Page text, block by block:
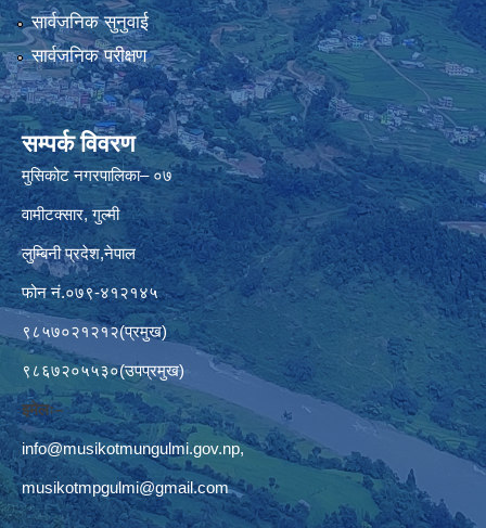
सार्वजनिक सुनुवाई
सार्वजनिक परीक्षण
सम्पर्क विवरण
मुसिकोट नगरपालिका– ०७
वामीटक्सार, गुल्मी
लुम्बिनी प्रदेश,नेपाल
फोन नं.०७९-४१२१४५
९८५७०२१२१२(प्रमुख)
९८६७२०५५३०(उपप्रमुख)
इमेलः–
info@musikotmungulmi.gov.np,
musikotmpgulmi@gmail.com